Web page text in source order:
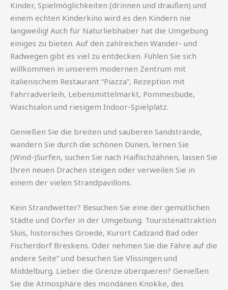
Kinder, Spielmöglichkeiten (drinnen und draußen) und
einem echten Kinderkino wird es den Kindern nie
langweilig! Auch für Naturliebhaber hat die Umgebung
einiges zu bieten. Auf den zahlreichen Wander- und
Radwegen gibt es viel zu entdecken. Fühlen Sie sich
willkommen in unserem modernen Zentrum mit
italienischem Restaurant “Piazza”, Rezeption mit
Fahrradverleih, Lebensmittelmarkt, Pommesbude,
Waschsalon und riesigem Indoor-Spielplatz.
Genießen Sie die breiten und sauberen Sandstrände,
wandern Sie durch die schönen Dünen, lernen Sie
(Wind-)Surfen, suchen Sie nach Haifischzähnen, lassen Sie
Ihren neuen Drachen steigen oder verweilen Sie in
einem der vielen Strandpavillons.
Kein Strandwetter? Besuchen Sie eine der gemütlichen
Städte und Dörfer in der Umgebung. Touristenattraktion
Sluis, historisches Groede, Kurort Cadzand Bad oder
Fischerdorf Breskens. Oder nehmen Sie die Fähre auf die
andere Seite” und besuchen Sie Vlissingen und
Middelburg. Lieber die Grenze überqueren? Genießen
Sie die Atmosphäre des mondänen Knokke, des